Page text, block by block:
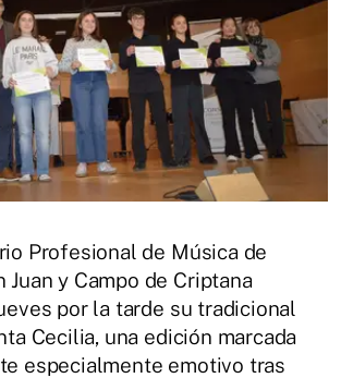
Profesional de Música de
Juan y Campo de Criptana
por la tarde su tradicional
Cecilia, una edición marcada
especialmente emotivo tras